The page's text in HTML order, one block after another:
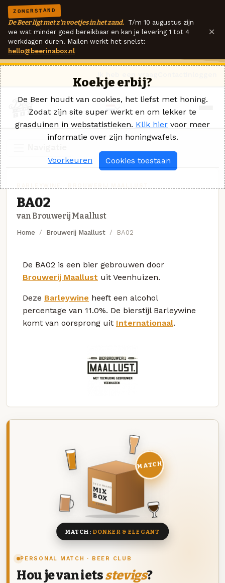
ZOMERSTAND
De Beer ligt met z'n voetjes in het zand. T/m 10 augustus zijn
we wat minder goed bereikbaar en kan je levering 1 tot 4
werkdagen duren. Mailen werkt het snelst:
hello@beerinabox.nl
×
BA02
van Brouwerij Maallust
Home Brouwerij Maallust BA02
De BA02 is een bier gebrouwen door
Brouwerij Maallust uit Veenhuizen.
Deze Barleywine heeft een alcohol
percentage van 11.0%. De bierstijl Barleywine
komt van oorsprong uit Internationaal.
PERSONAL MATCH · BEER CLUB
Hou je van ietsstevigs?
DEZE MAAND
MIX
BOX
8 BIEREN
MATCH
MATCH: DONKER & ELEGANT
Koekje erbij?
De Beer houdt van cookies, het liefst met honing.
Zodat zijn site super werkt en om lekker te
grasduinen in webstatistieken. Klik hier voor meer
informatie over zijn honingwafels.
Voorkeuren Cookies toestaan